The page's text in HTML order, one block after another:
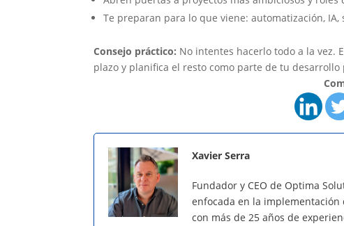
Te preparan para lo que viene: automatización,
Consejo práctico: No intentes hacerlo todo a la vez.
plazo y planifica el resto como parte de tu desarrollo
Xavier Serra
Fundador y CEO de Optima
enfocada en la
con más de 25 años de